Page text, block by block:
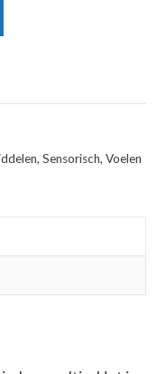
, Sensorisch, Voelen